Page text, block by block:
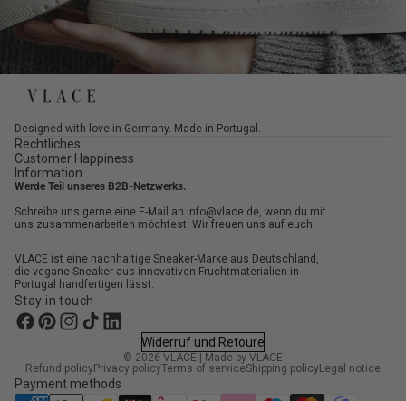
Designed with love in Germany. Made in Portugal.
Rechtliches
Customer Happiness
Information
Werde Teil unseres B2B-Netzwerks.
Schreibe uns gerne eine E-Mail an info@vlace.de, wenn du mit
uns zusammenarbeiten möchtest. Wir freuen uns auf euch!
VLACE ist eine nachhaltige Sneaker-Marke aus Deutschland,
die vegane Sneaker aus innovativen Fruchtmaterialien in
Portugal handfertigen lässt.
Stay in touch
Widerruf und Retoure
© 2026 VLACE | Made by VLACE
Refund policyPrivacy policyTerms of serviceShipping policyLegal notice
Payment methods